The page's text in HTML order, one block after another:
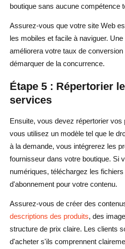
boutique sans aucune compétence
Assurez-vous que votre site Web
les mobiles et facile à naviguer.
améliorera votre taux de
démarquer de la concurrence.
Étape 5 : Répertorier
services
Ensuite, vous devez répertorier
vous utilisez un modèle tel que le
à la demande, vous intégrerez les
fournisseur dans votre boutique. Si
numériques, téléchargez les
d'abonnement pour votre contenu.
Assurez-vous de créer des
descriptions des produits, des
structure de prix claire. Les clients
d'acheter s'ils comprennent